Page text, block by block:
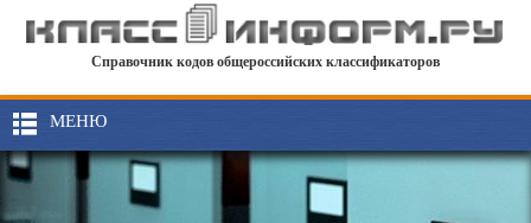
Справочник кодов общероссийских классификаторов
МЕНЮ